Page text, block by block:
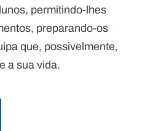
permitindo-lhes
preparando-os
que, possivelmente,
a sua vida.